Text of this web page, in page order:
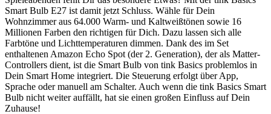
Smart Bulb E27 ist damit jetzt Schluss. Wähle für Dein
Wohnzimmer aus 64.000 Warm- und Kaltweißtönen sowie 16
Millionen Farben den richtigen für Dich. Dazu lassen sich alle
Farbtöne und Lichttemperaturen dimmen. Dank des im Set
enthaltenen Amazon Echo Spot (der 2. Generation), der als Matter-
Controllers dient, ist die Smart Bulb von tink Basics problemlos in
Dein Smart Home integriert. Die Steuerung erfolgt über App,
Sprache oder manuell am Schalter. Auch wenn die tink Basics Smart
Bulb nicht weiter auffällt, hat sie einen großen Einfluss auf Dein
Zuhause!